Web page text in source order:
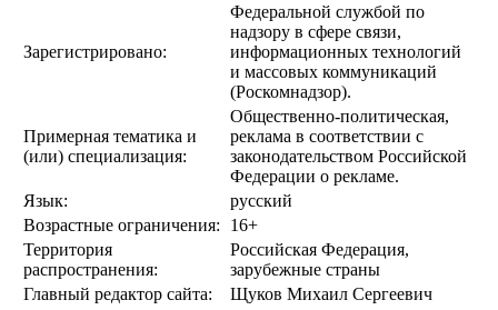
Зарегистрировано:
Федеральной службой по
надзору в сфере связи,
информационных технологий
и массовых коммуникаций
(Роскомнадзор).
Примерная тематика и
(или) специализация:
Общественно-политическая,
реклама в соответствии с
законодательством Российской
Федерации о рекламе.
Язык:
русский
Возрастные ограничения:
16+
Территория
распространения:
Российская Федерация,
зарубежные страны
Главный редактор сайта:
Щуков Михаил Сергеевич